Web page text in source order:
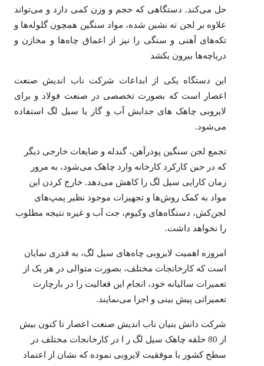
حل می‌کند. دستگاهی که حجم و وزن کمی دارد و می‌تواند
علاوه بر لجن ته نشین شده، مواد سنگین همچون گلوله‌ها و
تکه‌های آهنی و سنگی را نیز از اعماق چاه‌ها و مخازن و
دریاچه‌ها بیرون بکشد
این دستگاه یکی از ابداعات شرکت ناب اندیش صنعت
اعصار است که بصورت تخصصی در صنعت فولاد و برای
لایروبی چاهک های جدایش آب و گاز یا سیل لگ استفاده
می‌شود.
تجمع لجن سنگین پودر‌آهن، گندله و ضایعات خارجی دیگر
که در حین کارکرد کارخانه وارد چاهک می‌شود، به مرور
زمان کارایی سیل لگ را کاهش می‌دهد. خارج کردن این
مواد به کمک روش‌ها و تجهیزات موجود نظیر پمپ‌های
لجن‌کش، دستگاه‌های وکیوم، جت آب و غیره نتیجه مطلوب
را نخواهد داشت.
امروزه اهمیت لایروبی چاه‌های سیل لگ، به قدری نمایان
است که کارخانجات مختلف، بصورت متوالی در هر یک از
تعمیرات سالیانه خود، انجام این فعالیت را در بارچارت
تعمیراتی پیش بینی و اجرا می‌نمایند.
شرکت دانش بنیان ناب اندیش صنعت اعصار تا کنون بیش
از 80 حلقه چاهک سیل لگ ر ا در کارخانجات مختلف در
سطح کشور با موفقیت لایروبی نموده که نشان از اعتماد